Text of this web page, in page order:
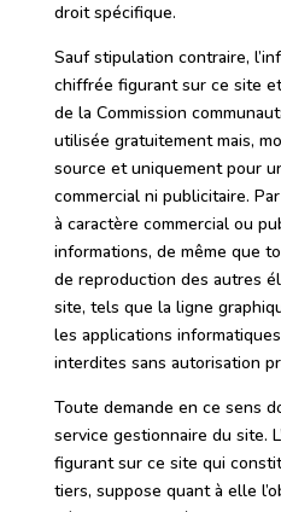
droit spécifique.
Sauf stipulation contraire,
chiffrée figurant sur ce site
de la Commission
utilisée gratuitement mais,
source et uniquement pour
commercial ni publicitaire.
à caractère commercial ou
informations, de même que
de reproduction des autres
site, tels que la ligne
les applications
interdites sans autorisation
Toute demande en ce sens
service gestionnaire du site.
figurant sur ce site qui
tiers, suppose quant à elle